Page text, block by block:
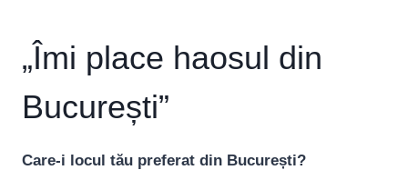
„Îmi place haosul din
București”
Care-i locul tău preferat din București?